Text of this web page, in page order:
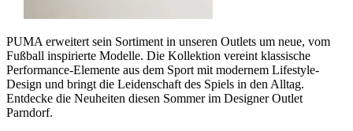
PUMA erweitert sein Sortiment in unseren Outlets um neue, vom
Fußball inspirierte Modelle. Die Kollektion vereint klassische
Performance-Elemente aus dem Sport mit modernem Lifestyle-
Design und bringt die Leidenschaft des Spiels in den Alltag.
Entdecke die Neuheiten diesen Sommer im Designer Outlet
Parndorf.